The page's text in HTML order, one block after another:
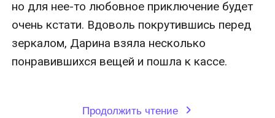
но для нее-то любовное приключение будет
очень кстати. Вдоволь покрутившись перед
зеркалом, Дарина взяла несколько
понравившихся вещей и пошла к кассе.
Продолжить чтение expand_more